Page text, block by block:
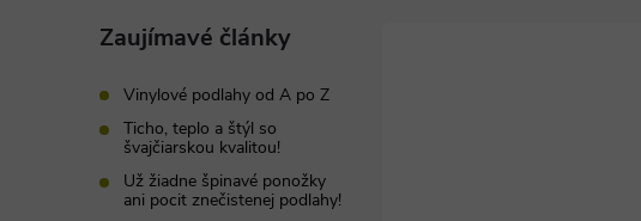
Zaujímavé články
Vinylové podlahy od A po Z
Ticho, teplo a štýl so
švajčiarskou kvalitou!
Už žiadne špinavé ponožky
ani pocit znečistenej podlahy!